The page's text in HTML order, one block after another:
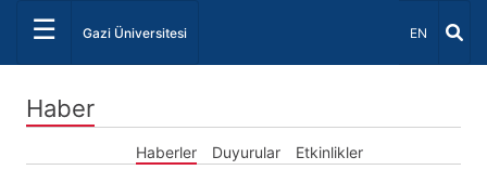
☰ Gazi Üniversitesi Dil Seçiniz
EN
Haber
Haberler Duyurular Etkinlikler